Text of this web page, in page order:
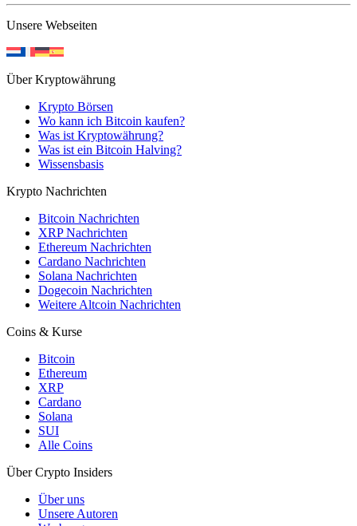
Unsere Webseiten
Über Kryptowährung
Krypto Börsen
Wo kann ich Bitcoin kaufen?
Was ist Kryptowährung?
Was ist ein Bitcoin Halving?
Wissensbasis
Krypto Nachrichten
Bitcoin Nachrichten
XRP Nachrichten
Ethereum Nachrichten
Cardano Nachrichten
Solana Nachrichten
Dogecoin Nachrichten
Weitere Altcoin Nachrichten
Coins & Kurse
Bitcoin
Ethereum
XRP
Cardano
Solana
SUI
Alle Coins
Über Crypto Insiders
Über uns
Unsere Autoren